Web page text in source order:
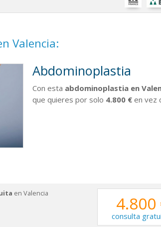
Valencia:
Abdominoplastia
Con esta abdominoplastia en
que quieres por solo 4.800 € en vez
en Valencia
4.800
consulta